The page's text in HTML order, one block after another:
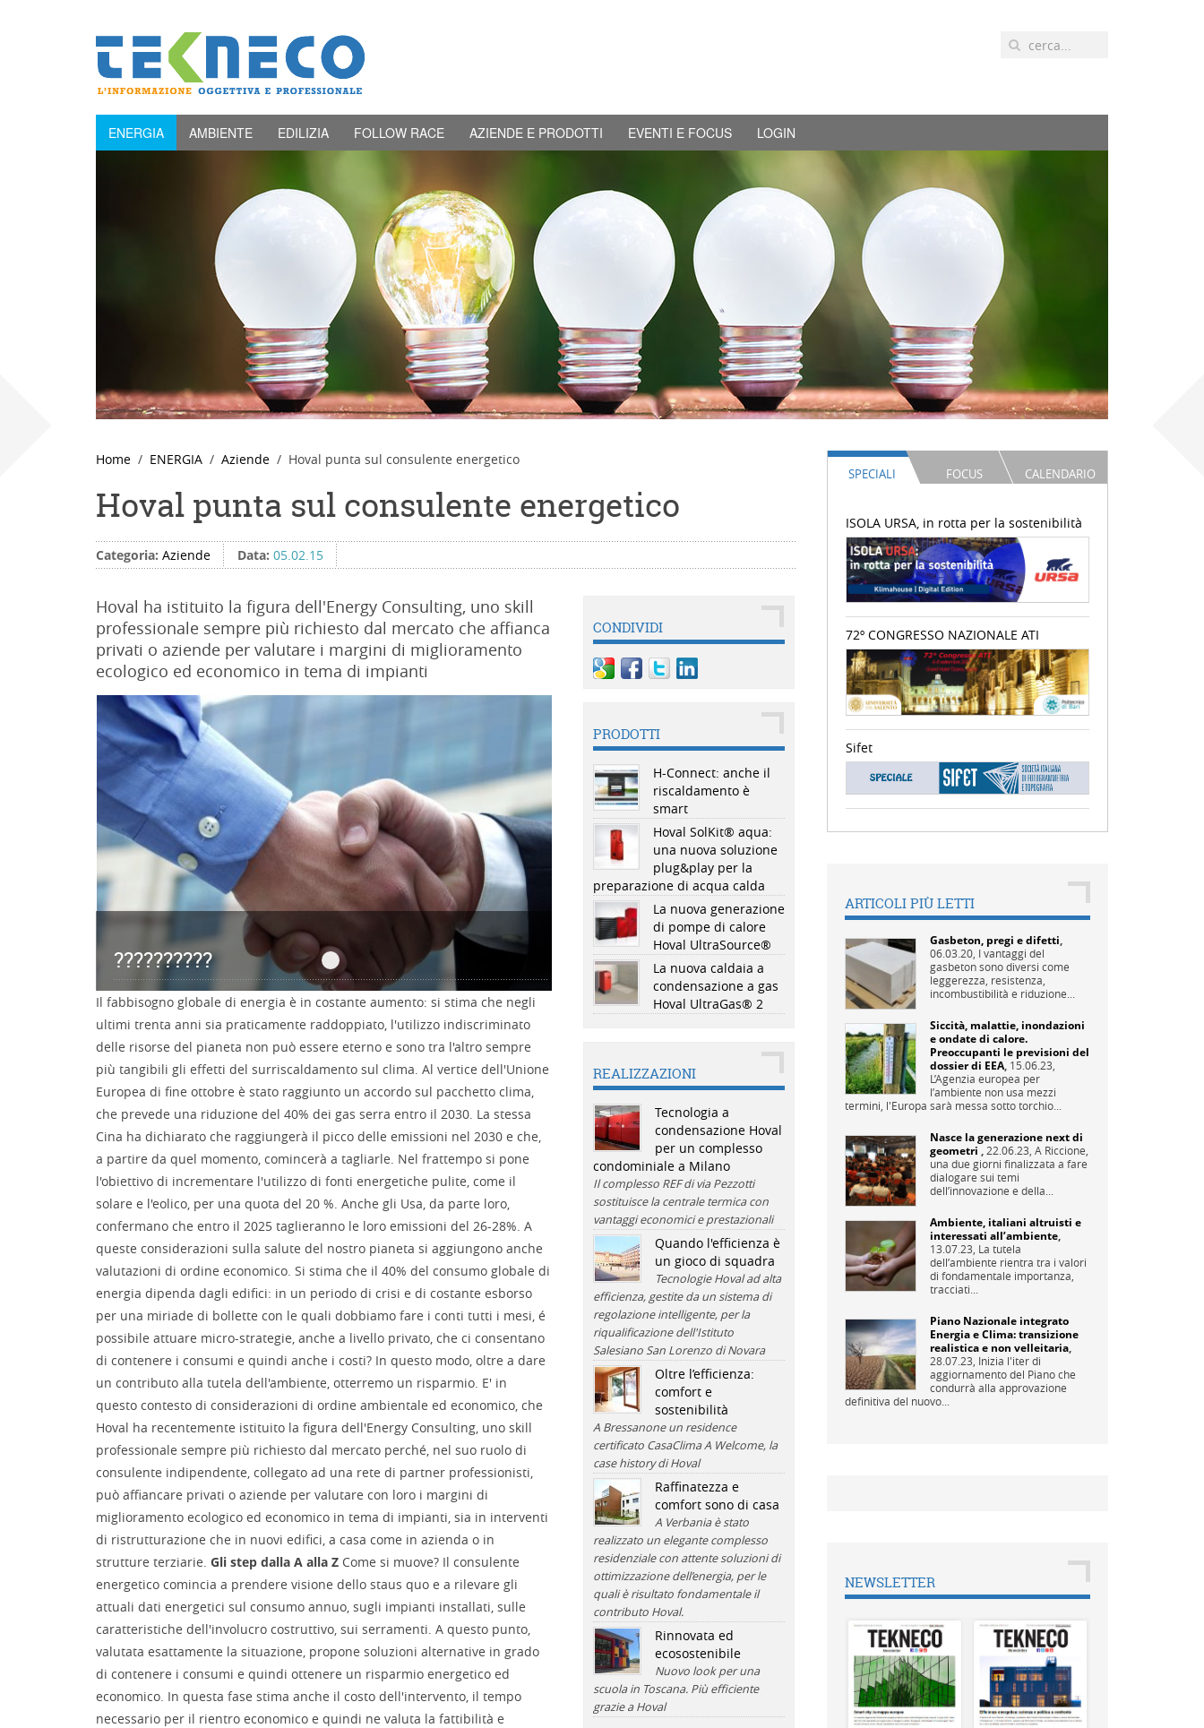
ENERGIA AMBIENTE EDILIZIA FOLLOW RACE AZIENDE E PRODOTTI EVENTI E FOCUS LOGIN
Home ENERGIA Aziende Hoval punta sul consulente energetico
Hoval punta sul consulente energetico
Categoria: Aziende Data: 05.02.15
Hoval ha istituito la figura dell'Energy Consulting, uno skill
professionale sempre più richiesto dal mercato che affianca
privati o aziende per valutare i margini di miglioramento
ecologico ed economico in tema di impianti
?????????? ??????????
Il fabbisogno globale di energia è in costante aumento: si stima che negli
ultimi trenta anni sia praticamente raddoppiato, l'utilizzo indiscriminato
delle risorse del pianeta non può essere eterno e sono tra l'altro sempre
più tangibili gli effetti del surriscaldamento sul clima. Al vertice dell'Unione
Europea di fine ottobre è stato raggiunto un accordo sul pacchetto clima,
che prevede una riduzione del 40% dei gas serra entro il 2030. La stessa
Cina ha dichiarato che raggiungerà il picco delle emissioni nel 2030 e che,
a partire da quel momento, comincerà a tagliarle. Nel frattempo si pone
l'obiettivo di incrementare l'utilizzo di fonti energetiche pulite, come il
solare e l'eolico, per una quota del 20 %. Anche gli Usa, da parte loro,
confermano che entro il 2025 taglieranno le loro emissioni del 26-28%. A
queste considerazioni sulla salute del nostro pianeta si aggiungono anche
valutazioni di ordine economico. Si stima che il 40% del consumo globale di
energia dipenda dagli edifici: in un periodo di crisi e di costante esborso
per una miriade di bollette con le quali dobbiamo fare i conti tutti i mesi, é
possibile attuare micro-strategie, anche a livello privato, che ci consentano
di contenere i consumi e quindi anche i costi? In questo modo, oltre a dare
un contributo alla tutela dell'ambiente, otterremo un risparmio. E' in
questo contesto di considerazioni di ordine ambientale ed economico, che
Hoval ha recentemente istituito la figura dell'Energy Consulting, uno skill
professionale sempre più richiesto dal mercato perché, nel suo ruolo di
consulente indipendente, collegato ad una rete di partner professionisti,
può affiancare privati o aziende per valutare con loro i margini di
miglioramento ecologico ed economico in tema di impianti, sia in interventi
di ristrutturazione che in nuovi edifici, a casa come in azienda o in
strutture terziarie. Gli step dalla A alla Z Come si muove? Il consulente
energetico comincia a prendere visione dello staus quo e a rilevare gli
attuali dati energetici sul consumo annuo, sugli impianti installati, sulle
caratteristiche dell'involucro costruttivo, sui serramenti. A questo punto,
valutata esattamente la situazione, propone soluzioni alternative in grado
di contenere i consumi e quindi ottenere un risparmio energetico ed
economico. In questa fase stima anche il costo dell'intervento, il tempo
necessario per il rientro economico e quindi ne valuta la fattibilità e
CONDIVIDI
PRODOTTI
H-Connect: anche il
riscaldamento è
smart
Hoval SolKit® aqua:
una nuova soluzione
plug&play per la
preparazione di acqua calda
La nuova generazione
di pompe di calore
Hoval UltraSource®
La nuova caldaia a
condensazione a gas
Hoval UltraGas® 2
REALIZZAZIONI
Tecnologia a
condensazione Hoval
per un complesso
condominiale a Milano
Il complesso REF di via Pezzotti
sostituisce la centrale termica con
vantaggi economici e prestazionali
Quando l'efficienza è
un gioco di squadra
Tecnologie Hoval ad alta
efficienza, gestite da un sistema di
regolazione intelligente, per la
riqualificazione dell'Istituto
Salesiano San Lorenzo di Novara
Oltre l’efficienza:
comfort e
sostenibilità
A Bressanone un residence
certificato CasaClima A Welcome, la
case history di Hoval
Raffinatezza e
comfort sono di casa
A Verbania è stato
realizzato un elegante complesso
residenziale con attente soluzioni di
ottimizzazione dell’energia, per le
quali è risultato fondamentale il
contributo Hoval.
Rinnovata ed
ecosostenibile
Nuovo look per una
scuola in Toscana. Più efficiente
grazie a Hoval
SPECIALI FOCUS CALENDARIO
ISOLA URSA, in rotta per la sostenibilità
72º CONGRESSO NAZIONALE ATI
Sifet
ARTICOLI PIÙ LETTI
Gasbeton, pregi e difetti,
06.03.20, I vantaggi del
gasbeton sono diversi come
leggerezza, resistenza,
incombustibilità e riduzione...
Siccità, malattie, inondazioni
e ondate di calore.
Preoccupanti le previsioni del
dossier di EEA, 15.06.23,
L’Agenzia europea per
l’ambiente non usa mezzi
termini, l'Europa sarà messa sotto torchio...
Nasce la generazione next di
geometri , 22.06.23, A Riccione,
una due giorni finalizzata a fare
dialogare sui temi
dell’innovazione e della...
Ambiente, italiani altruisti e
interessati all’ambiente,
13.07.23, La tutela
dell’ambiente rientra tra i valori
di fondamentale importanza,
tracciati...
Piano Nazionale integrato
Energia e Clima: transizione
realistica e non velleitaria,
28.07.23, Inizia l'iter di
aggiornamento del Piano che
condurrà alla approvazione
definitiva del nuovo...
NEWSLETTER